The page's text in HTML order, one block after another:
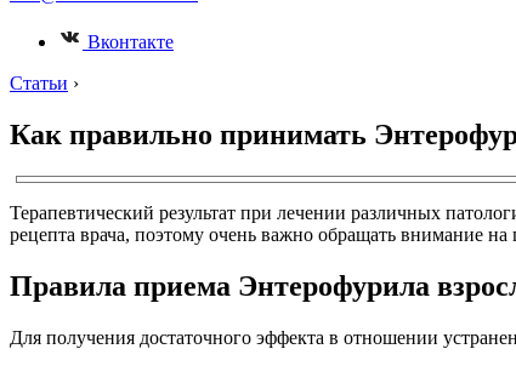
Вконтакте
Статьи ›
Как правильно принимать
Терапевтический результат при лечении различных
рецепта врача, поэтому очень важно обращать внимание
Правила приема Энтерофурила
Для получения достаточного эффекта в отношении